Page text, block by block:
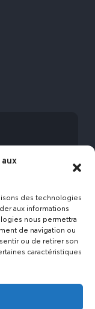
des technologies
aux informations
nous permettra
de navigation ou
ou de retirer son
caractéristiques